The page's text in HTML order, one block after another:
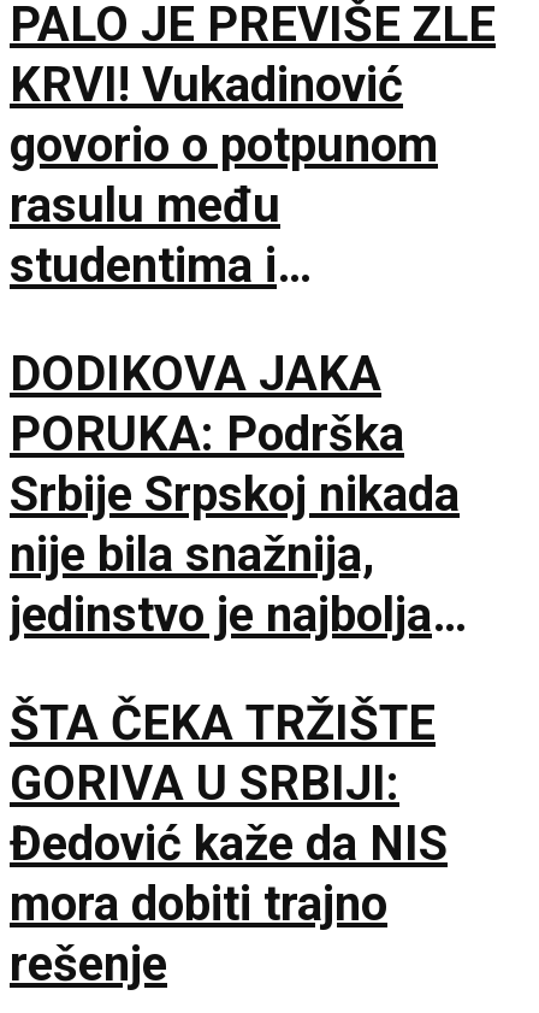
PALO JE PREVIŠE ZLE
KRVI! Vukadinović
govorio o potpunom
rasulu među
studentima i
je Bog u pomoći
DODIKOVA JAKA
PORUKA: Podrška
Srbije Srpskoj nikada
nije bila snažnija,
jedinstvo je najbolja
ŠTA ČEKA TRŽIŠTE
GORIVA U SRBIJI:
Đedović kaže da NIS
mora dobiti trajno
rešenje